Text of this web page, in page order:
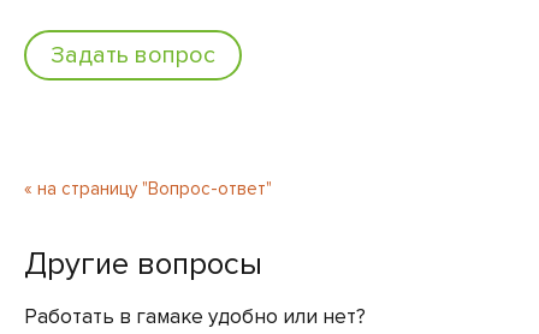
Задать вопрос
« на страницу "Вопрос-ответ"
Другие вопросы
Работать в гамаке удобно или нет?